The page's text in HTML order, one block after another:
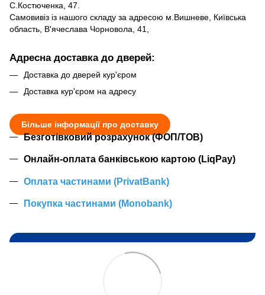
С.Костюченка, 47.
Самовивіз із нашого складу за адресою м.Вишневе, Київська
область, В'ячеслава Чорновола, 41,
Адресна доставка до дверей:
Доставка до дверей кур'єром
Доставка кур'єром на адресу
Більше інформації про доставку
Безготівковий розрахунок (ФОП/ТОВ)
Онлайн-оплата банківською картою (LiqPay)
Оплата частинами (PrivatBank)
Покупка частинами (Monobank)